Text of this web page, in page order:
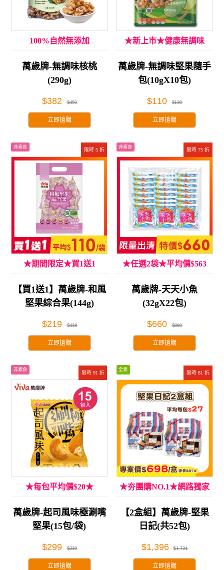
100%自然無添加
萬歲牌-無調味核桃
(290g)
$382 $450
立即搶購
★新上市★健康無調味
萬歲牌-無調味堅果隨手
包(10gX10包)
$110 $130
立即搶購
限時 5 折
非素食
★期間限定★買1送1
【買1送1】萬歲牌-和風
堅果綜合果(144g)
$219 $438
立即搶購
限時 75 折
非素食
★任選2袋★平均價$563
萬歲牌-天天小魚
(32gX22包)
$660 $880
立即搶購
限時 91 折
非素食
★每包平均價$20★
萬歲牌-起司風味極涮嘴
堅果(15包/袋)
$299 $330
立即搶購
限時 81 折
全素
★夯團購NO.1★網路獨家
【2盒組】萬歲牌-堅果
日記(共52包)
$1,396 $1,724
立即搶購